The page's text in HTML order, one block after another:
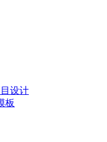
目设计
板